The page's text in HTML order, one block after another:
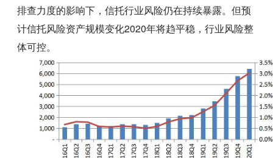
排查力度的影响下，信托行业风险仍在持续暴露。但预
计信托风险资产规模变化2020年将趋平稳，行业风险整
体可控。